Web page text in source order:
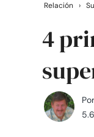
Relación ›
4
Por